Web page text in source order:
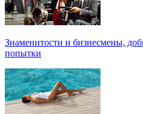
Знаменитости и бизнесмены,
попытки